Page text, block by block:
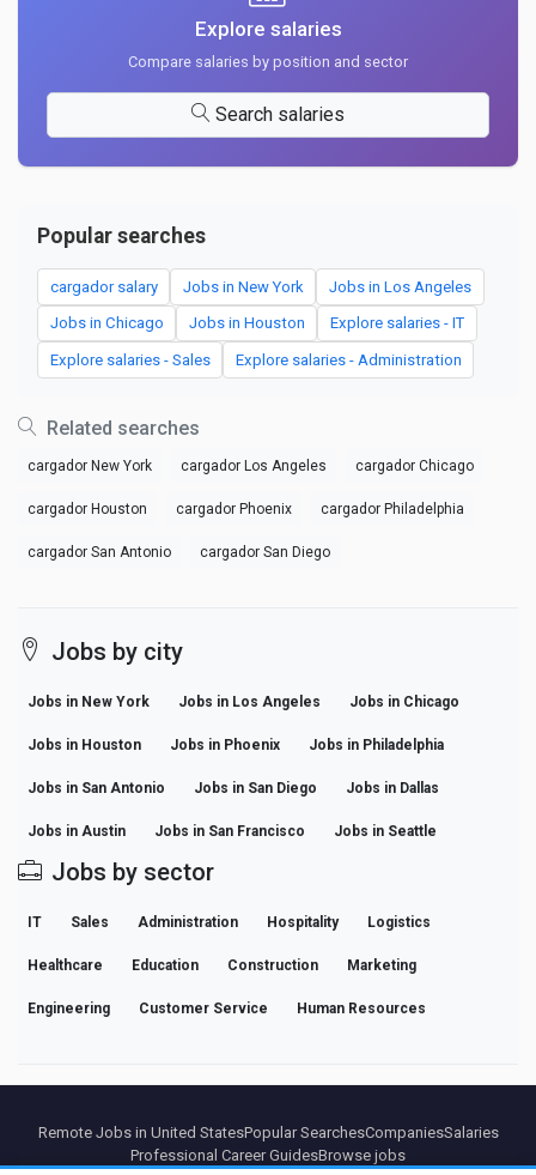
Explore salaries
Compare salaries by position and sector
Search salaries
Popular searches
cargador salary Jobs in New York Jobs in Los Angeles
Jobs in Chicago Jobs in Houston Explore salaries - IT
Explore salaries - Sales Explore salaries - Administration
Related searches
cargador New York cargador Los Angeles cargador Chicago
cargador Houston cargador Phoenix cargador Philadelphia
cargador San Antonio cargador San Diego
Jobs by city
Jobs in New York Jobs in Los Angeles Jobs in Chicago
Jobs in Houston Jobs in Phoenix Jobs in Philadelphia
Jobs in San Antonio Jobs in San Diego Jobs in Dallas
Jobs in Austin Jobs in San Francisco Jobs in Seattle
Jobs by sector
IT Sales Administration Hospitality Logistics
Healthcare Education Construction Marketing
Engineering Customer Service Human Resources
Remote Jobs in United StatesPopular SearchesCompaniesSalaries
Professional Career GuidesBrowse jobs